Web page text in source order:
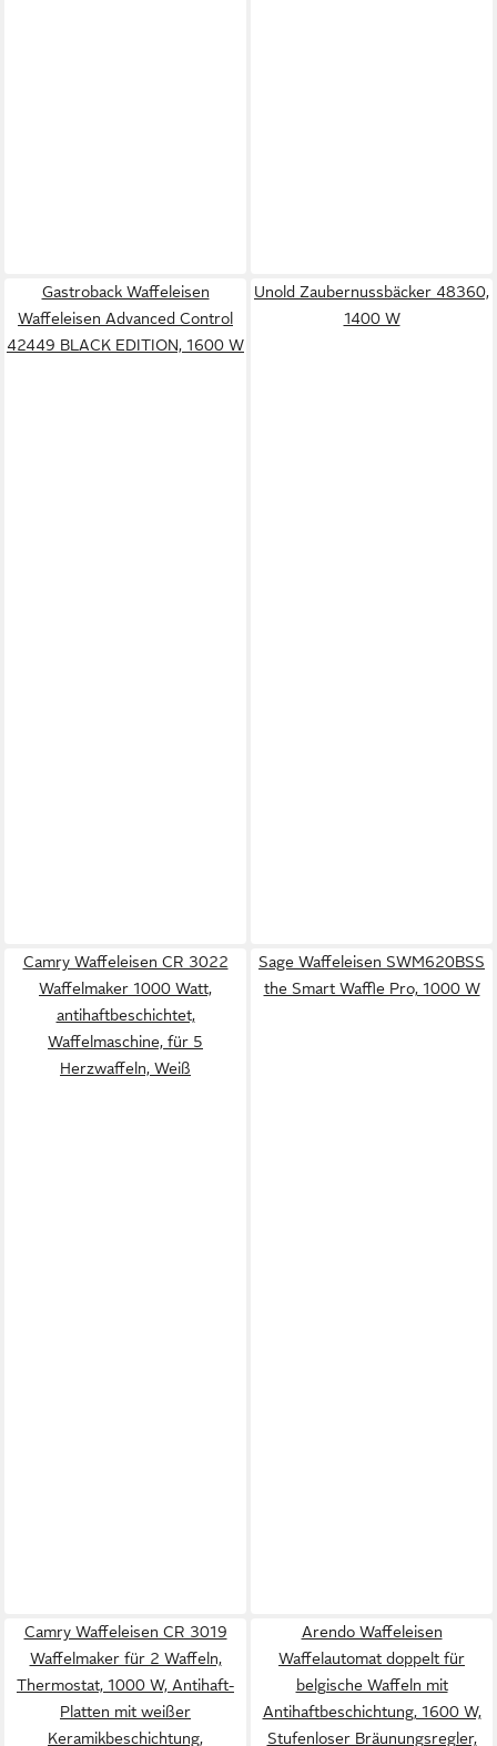
Gastroback Waffeleisen
Waffeleisen Advanced Control
42449 BLACK EDITION, 1600 W
Unold Zaubernussbäcker 48360,
1400 W
Camry Waffeleisen CR 3022
Waffelmaker 1000 Watt,
antihaftbeschichtet,
Waffelmaschine, für 5
Herzwaffeln, Weiß
Sage Waffeleisen SWM620BSS
the Smart Waffle Pro, 1000 W
Camry Waffeleisen CR 3019
Waffelmaker für 2 Waffeln,
Thermostat, 1000 W, Antihaft-
Platten mit weißer
Keramikbeschichtung,
Arendo Waffeleisen
Waffelautomat doppelt für
belgische Waffeln mit
Antihaftbeschichtung, 1600 W,
Stufenloser Bräunungsregler,